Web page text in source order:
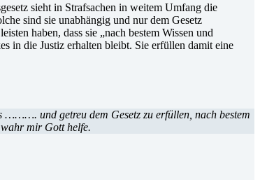
sieht in Strafsachen in weitem Umfang die
sind sie unabhängig und nur dem Gesetz
haben, dass sie „nach bestem Wissen und
in die Justiz erhalten bleibt. Sie erfüllen damit eine
………. und getreu dem Gesetz zu erfüllen, nach bestem
mir Gott helfe.